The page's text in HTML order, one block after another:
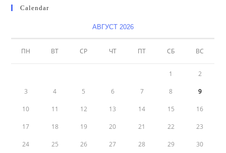
Calendar
АВГУСТ 2026
ПН ВТ СР ЧТ ПТ СБ ВС
1 2
3 4 5 6 7 8 9
10 11 12 13 14 15 16
17 18 19 20 21 22 23
24 25 26 27 28 29 30